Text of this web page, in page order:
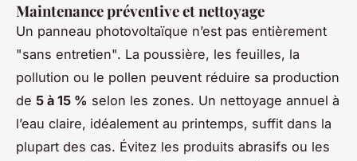
Maintenance préventive et nettoyage
Un panneau photovoltaïque n’est pas entièrement
"sans entretien". La poussière, les feuilles, la
pollution ou le pollen peuvent réduire sa production
de 5 à 15 % selon les zones. Un nettoyage annuel à
l’eau claire, idéalement au printemps, suffit dans la
plupart des cas. Évitez les produits abrasifs ou les